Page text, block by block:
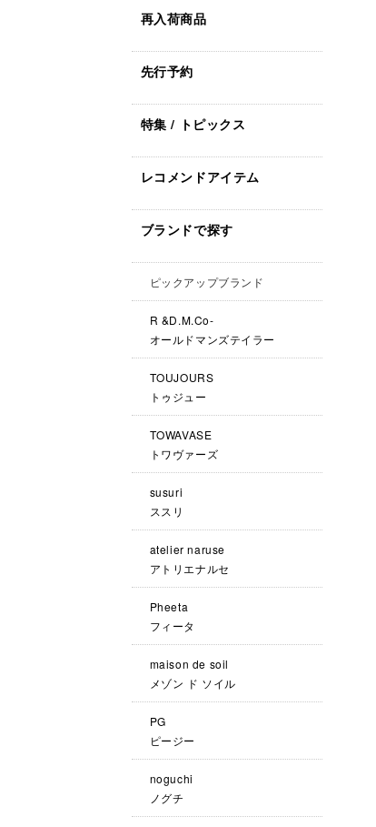
再入荷商品
先行予約
特集 / トピックス
レコメンドアイテム
ブランドで探す
ピックアップブランド
R &D.M.Co-
オールドマンズテイラー
TOUJOURS
トゥジュー
TOWAVASE
トワヴァーズ
susuri
ススリ
atelier naruse
アトリエナルセ
Pheeta
フィータ
maison de soil
メゾン ド ソイル
PG
ピージー
noguchi
ノグチ